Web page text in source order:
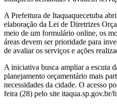
A Prefeitura de Itaquaquecetuba
elaboração da Lei de Diretrizes
meio de um formulário online, os
áreas devem ser prioridade para
de avaliar os serviços e ações
A iniciativa busca ampliar a escuta
planejamento orçamentário mais
necessidades da cidade. O acesso
feira (28) pelo site itaqua.sp.gov.br/